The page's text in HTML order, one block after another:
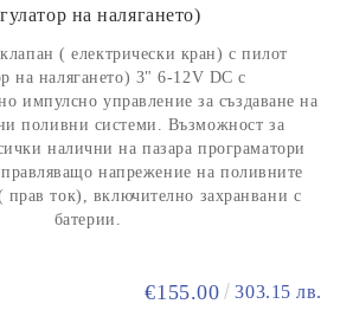
на налягането)
( електрически кран) с пилот
на налягането) 3" 6-12V DC с
импулсно управление за създаване на
поливни системи. Възможност за
налични на пазара програматори
напрежение на поливните
ток), включително захранвани с
батерии.
€155.00 303.15 лв.